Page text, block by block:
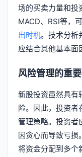
场的买卖力量和投
MACD、RSI等，
出时机。技术分析
应结合其他基本面
风险管理的重
新股投资虽然具有
险。因此，投资者
管理策略。投资者
因贪心而导致亏损
将资金分配到多个